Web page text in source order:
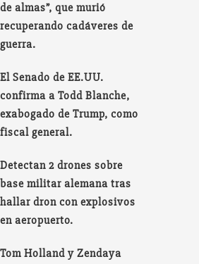
de almas”, que murió
recuperando cadáveres de
guerra.
El Senado de EE.UU.
confirma a Todd Blanche,
exabogado de Trump, como
fiscal general.
Detectan 2 drones sobre
base militar alemana tras
hallar dron con explosivos
en aeropuerto.
Tom Holland y Zendaya